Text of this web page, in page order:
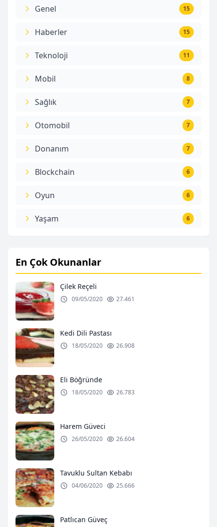
Genel 15
Haberler 15
Teknoloji 11
Mobil 8
Sağlık 7
Otomobil 7
Donanım 7
Blockchain 6
Oyun 6
Yaşam 6
En Çok Okunanlar
Çilek Reçeli
09/05/2020 27.461
Kedi Dili Pastası
18/05/2020 26.908
Eli Böğründe
18/05/2020 26.783
Harem Güveci
26/05/2020 26.604
Tavuklu Sultan Kebabı
04/06/2020 25.666
Patlıcan Güveç